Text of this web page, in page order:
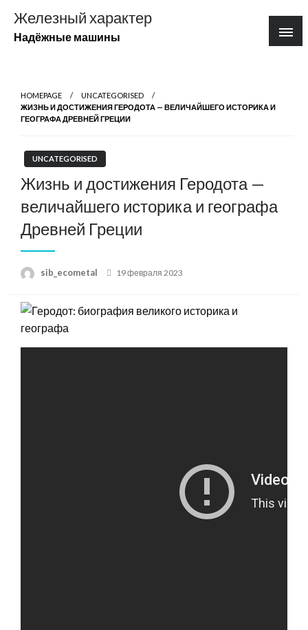
содержимому
Железный характер
Надёжные машины
HOMEPAGE
UNCATEGORISED
ЖИЗНЬ И ДОСТИЖЕНИЯ ГЕРОДОТА — ВЕЛИЧАЙШЕГО ИСТОРИКА И
ГЕОГРАФА ДРЕВНЕЙ ГРЕЦИИ
UNCATEGORISED
Жизнь и достижения Геродота —
величайшего историка и географа
Древней Греции
sib_ecometal
Posted
19 февраля 2023